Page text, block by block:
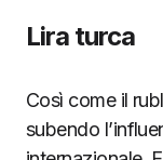
Lira turca
Così come il
subendo